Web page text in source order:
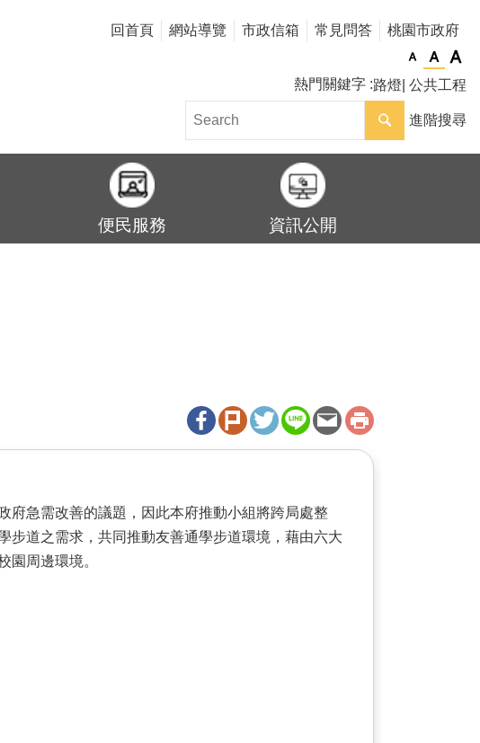
回首頁
網站導覽 市政信箱 常見問答 桃園市政府
熱門關鍵字 路燈 公共工程
進階搜尋
便民服務 資訊公開
府急需改善的議題，因此本府推動小組將跨局處整
步道之需求，共同推動友善通學步道環境，藉由六大
園周邊環境。